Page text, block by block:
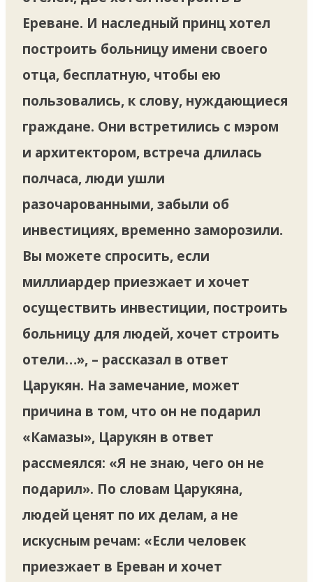
Ереване. И наследный принц хотел
построить больницу имени своего
отца, бесплатную, чтобы ею
пользовались, к слову, нуждающиеся
граждане. Они встретились с мэром
и архитектором, встреча длилась
полчаса, люди ушли
разочарованными, забыли об
инвестициях, временно заморозили.
Вы можете спросить, если
миллиардер приезжает и хочет
осуществить инвестиции, построить
больницу для людей, хочет строить
отели…», – рассказал в ответ
Царукян. На замечание, может
причина в том, что он не подарил
«Камазы», Царукян в ответ
рассмеялся: «Я не знаю, чего он не
подарил». По словам Царукяна,
людей ценят по их делам, а не
искусным речам: «Если человек
приезжает в Ереван и хочет